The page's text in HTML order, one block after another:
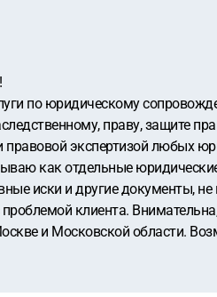
по юридическому
праву, защите
правовой экспертизой любых
как отдельные
иски и другие документы,
клиента.
и Московской области.